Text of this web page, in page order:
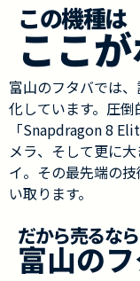
この機種は
ここ
富山のフタバでは
化しています。圧
「Snapdragon 8
メラ、そして更に
イ。その最先端の
い取ります。
だから売るなら
富山の